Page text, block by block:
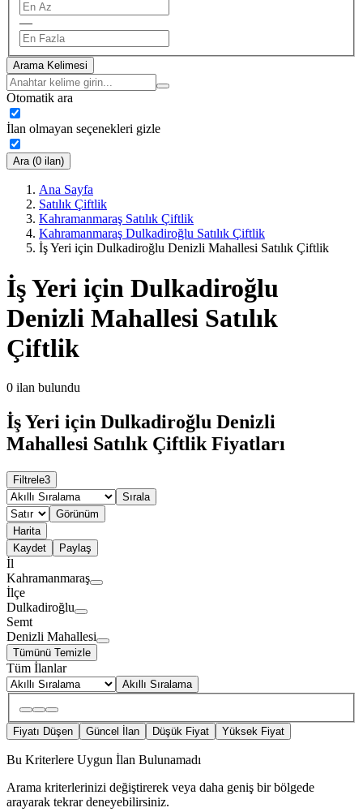
—
Arama Kelimesi
Otomatik ara
İlan olmayan seçenekleri gizle
Ara (0 ilan)
Ana Sayfa
Satılık Çiftlik
Kahramanmaraş Satılık Çiftlik
Kahramanmaraş Dulkadiroğlu Satılık Çiftlik
İş Yeri için Dulkadiroğlu Denizli Mahallesi Satılık Çiftlik
İş Yeri için Dulkadiroğlu
Denizli Mahallesi Satılık
Çiftlik
0 ilan bulundu
İş Yeri için Dulkadiroğlu Denizli
Mahallesi Satılık Çiftlik Fiyatları
Filtrele3
Sırala
Görünüm
Harita
Kaydet
Paylaş
İl
Kahramanmaraş
İlçe
Dulkadiroğlu
Semt
Denizli Mahallesi
Tümünü Temizle
Tüm İlanlar
Akıllı Sıralama
Fiyatı Düşen Güncel İlan Düşük Fiyat Yüksek Fiyat
Bu Kriterlere Uygun İlan Bulunamadı
Arama kriterlerinizi değiştirerek veya daha geniş bir bölgede
arayarak tekrar deneyebilirsiniz.